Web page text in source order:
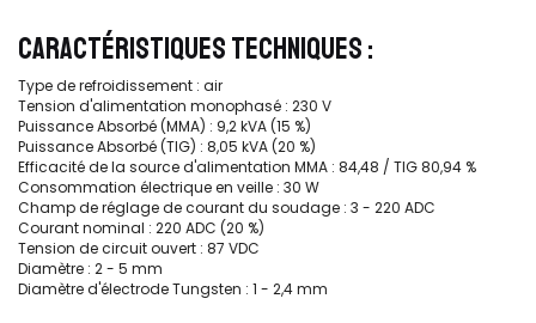
CARACTÉRISTIQUES TECHNIQUES :
Type de refroidissement : air
Tension d'alimentation monophasé : 230 V
Puissance Absorbé (MMA) : 9,2 kVA (15 %)
Puissance Absorbé (TIG) : 8,05 kVA (20 %)
Efficacité de la source d'alimentation MMA : 84,48 / TIG 80,94 %
Consommation électrique en veille : 30 W
Champ de réglage de courant du soudage : 3 - 220 ADC
Courant nominal : 220 ADC (20 %)
Tension de circuit ouvert : 87 VDC
Diamètre : 2 - 5 mm
Diamètre d'électrode Tungsten : 1 - 2,4 mm